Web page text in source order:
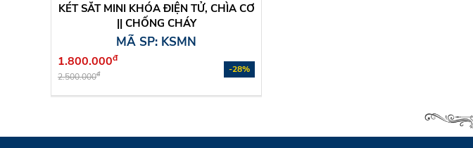
KÉT SẮT MINI KHÓA ĐIỆN TỬ, CHÌA CƠ
|| CHỐNG CHÁY
MÃ SP: KSMN
1.800.000đ
2.500.000đ -28%